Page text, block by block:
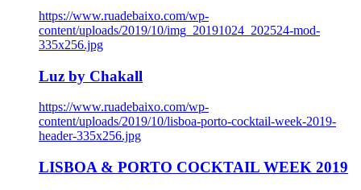
https://www.ruadebaixo.com/wp-
content/uploads/2019/10/img_20191024_202524-mod-
335x256.jpg
Luz by Chakall
https://www.ruadebaixo.com/wp-
content/uploads/2019/10/lisboa-porto-cocktail-week-2019-
header-335x256.jpg
LISBOA & PORTO COCKTAIL WEEK 2019